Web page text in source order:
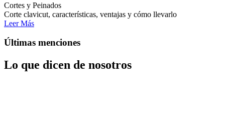
Cortes y Peinados
Corte clavicut, características, ventajas y cómo llevarlo
Leer Más
Últimas menciones
Lo que dicen de nosotros